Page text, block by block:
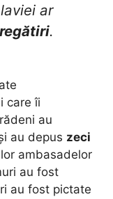
ar
.
care îi
au
au depus zeci
ambasadelor
au fost
au fost pictate